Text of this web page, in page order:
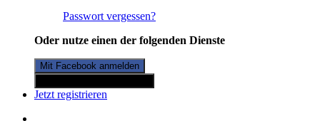
Passwort vergessen?
Oder nutze einen der folgenden Dienste
Mit Facebook anmelden
Jetzt registrieren